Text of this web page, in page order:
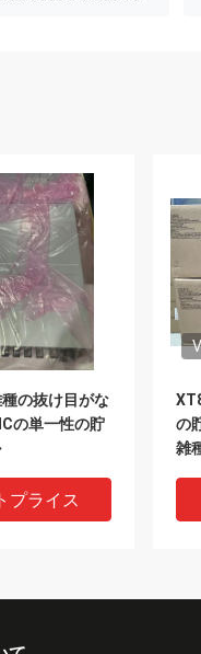
の抜け目がな
の単一性の貯
プライス
の
雑